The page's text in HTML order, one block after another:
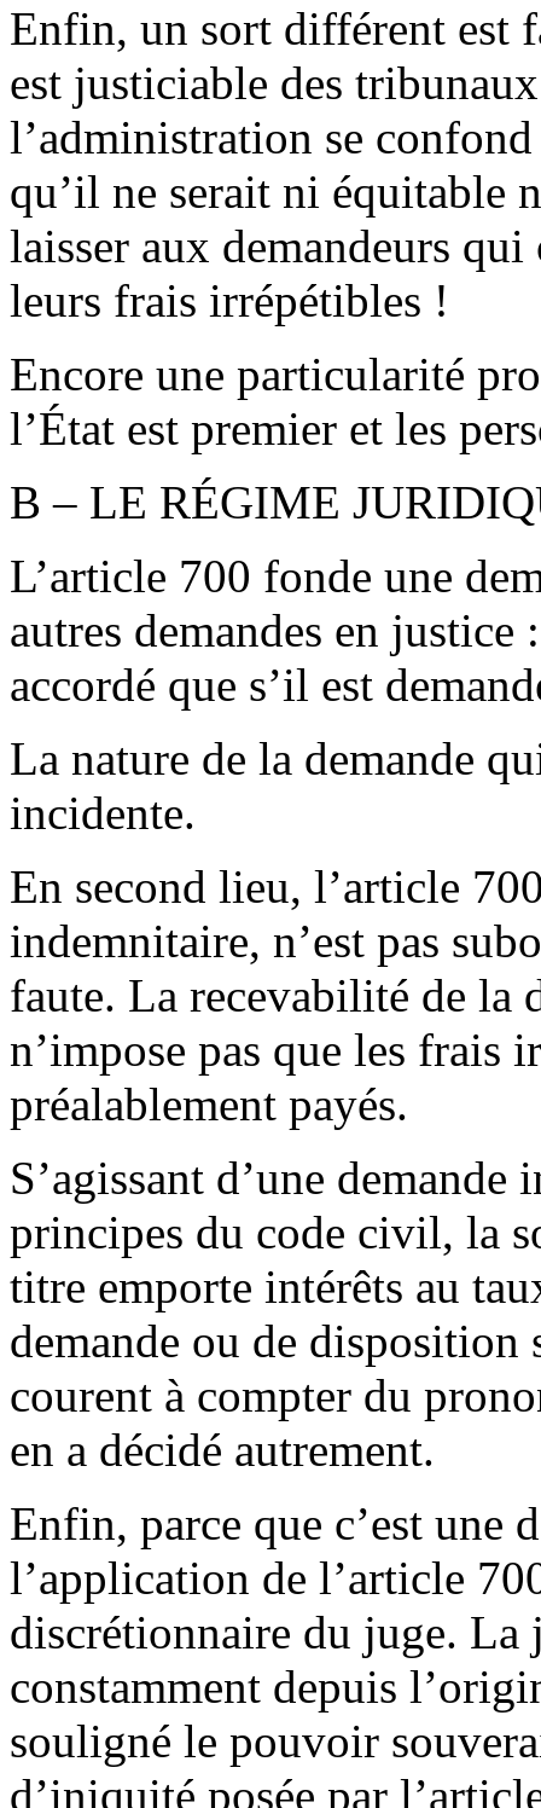
Enfin, un sort différent est
est justiciable des
l’administration se
qu’il ne serait ni équitable
laisser aux demandeurs
leurs frais irrépétibles !
Encore une particularité
l’État est premier et les
B – LE RÉGIME
L’article 700 fonde une
autres demandes en justice
accordé que s’il est
La nature de la demande
incidente.
En second lieu, l’article
indemnitaire, n’est pas
faute. La recevabilité de la
n’impose pas que les frais
préalablement payés.
S’agissant d’une
principes du code civil, la
titre emporte intérêts au
demande ou de disposition
courent à compter du
en a décidé autrement.
Enfin, parce que c’est une
l’application de l’article
discrétionnaire du juge. La
constamment depuis
souligné le pouvoir
d’iniquité posée par